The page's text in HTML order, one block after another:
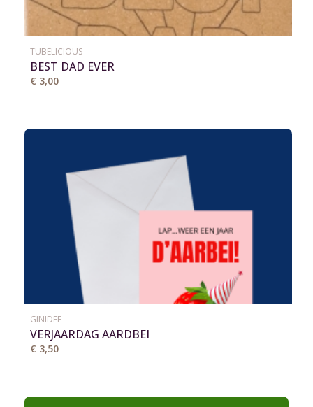
TUBELICIOUS
BEST DAD EVER
€ 3,00
GINIDEE
VERJAARDAG AARDBEI
€ 3,50